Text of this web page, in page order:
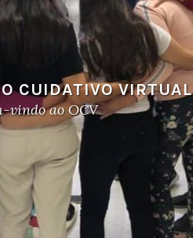
CUIDATIVO VIRTUAL
vindo ao OCV